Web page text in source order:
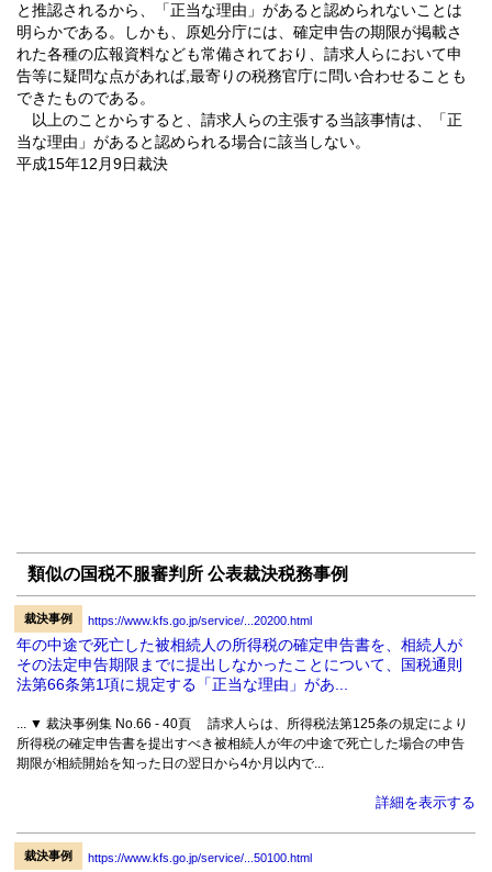
と推認されるから、「正当な理由」があると認められないことは
明らかである。しかも、原処分庁には、確定申告の期限が掲載さ
れた各種の広報資料なども常備されており、請求人らにおいて申
告等に疑問な点があれば,最寄りの税務官庁に問い合わせることも
できたものである。
以上のことからすると、請求人らの主張する当該事情は、「正
当な理由」があると認められる場合に該当しない。
平成15年12月9日裁決
類似の国税不服審判所 公表裁決税務事例
裁決事例 https://www.kfs.go.jp/service/...20200.html
年の中途で死亡した被相続人の所得税の確定申告書を、相続人が
その法定申告期限までに提出しなかったことについて、国税通則
法第66条第1項に規定する「正当な理由」があ...
... ▼ 裁決事例集 No.66 - 40頁 請求人らは、所得税法第125条の規定により
所得税の確定申告書を提出すべき被相続人が年の中途で死亡した場合の申告
期限が相続開始を知った日の翌日から4か月以内で...
詳細を表示する
裁決事例 https://www.kfs.go.jp/service/...50100.html